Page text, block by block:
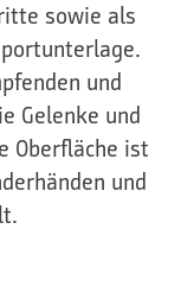
sowie als
und
Gelenke und
Oberfläche ist
und